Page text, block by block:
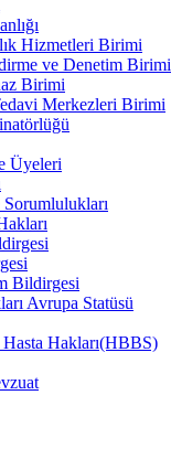
Hizmetleri Birimi
ve Denetim Birimi
Birimi
Merkezleri Birimi
Üyeleri
Bildirgesi
Avrupa Statüsü
Hasta Hakları(HBBS)